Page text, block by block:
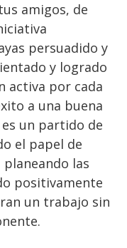
amigos, de
persuadido y
y logrado
activa por cada
a una buena
un partido de
el papel de
las
positivamente
un trabajo sin